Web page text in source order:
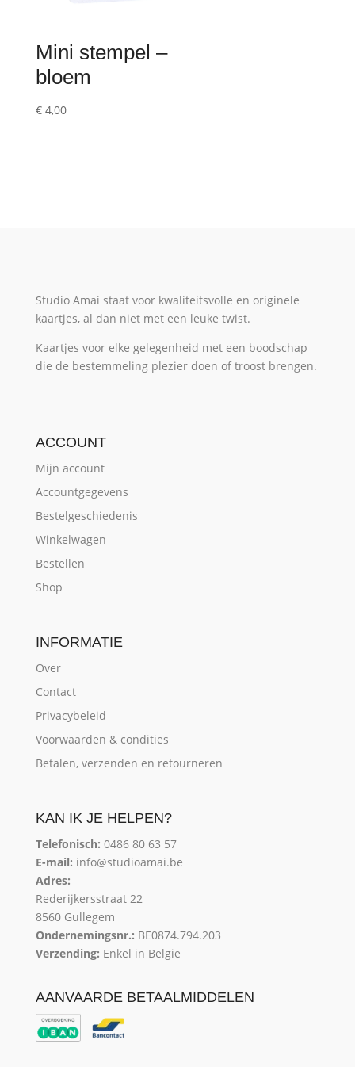
Mini stempel –
bloem
€4,00
Studio Amai staat voor kwaliteitsvolle en originele
kaartjes, al dan niet met een leuke twist.
Kaartjes voor elke gelegenheid met een boodschap
die de bestemmeling plezier doen of troost brengen.
ACCOUNT
Mijn account
Accountgegevens
Bestelgeschiedenis
Winkelwagen
Bestellen
Shop
INFORMATIE
Over
Contact
Privacybeleid
Voorwaarden & condities
Betalen, verzenden en retourneren
KAN IK JE HELPEN?
Telefonisch: 0486 80 63 57
E-mail: info@studioamai.be
Adres:
Rederijkersstraat 22
8560 Gullegem
Ondernemingsnr.: BE0874.794.203
Verzending: Enkel in België
AANVAARDE BETAALMIDDELEN